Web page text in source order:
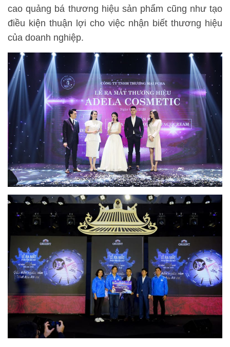
cao quảng bá thương hiệu sản phẩm cũng như tạo
điều kiện thuận lợi cho việc nhận biết thương hiệu
của doanh nghiệp.